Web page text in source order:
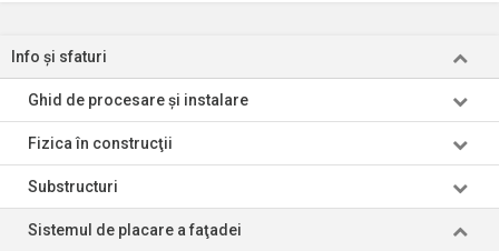
Info şi sfaturi
Ghid de procesare şi instalare
Fizica în construcţii
Substructuri
Sistemul de placare a faţadei